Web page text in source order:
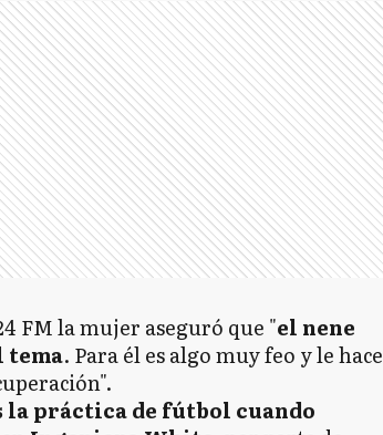
FM la mujer aseguró que "el nene
tema. Para él es algo muy feo y le hace
la práctica de fútbol cuando